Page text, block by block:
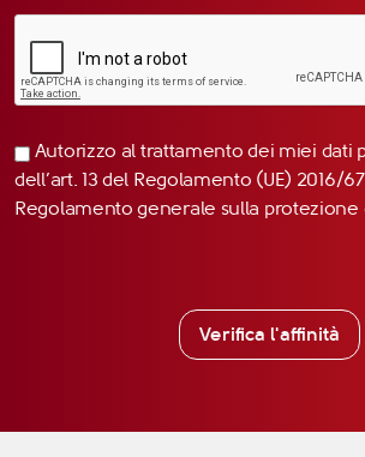
Autorizzo al trattamento dei miei dati
dell’art. 13 del Regolamento (UE) 2016/
Regolamento generale sulla protezione
Verifica l'affinità